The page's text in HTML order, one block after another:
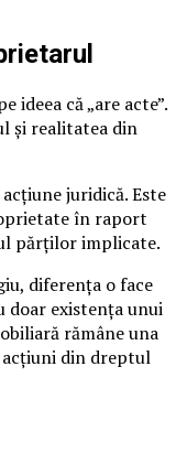
că „are acte”.
și realitatea din
juridică. Este
în raport
părților implicate.
diferența o face
doar existența unui
rămâne una
din dreptul